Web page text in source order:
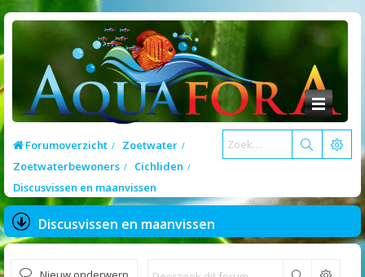
Forumoverzicht
Zoetwater
Zoetwaterbewoners
Cichliden
Discusvissen en maanvissen
Discusvissen en maanvissen